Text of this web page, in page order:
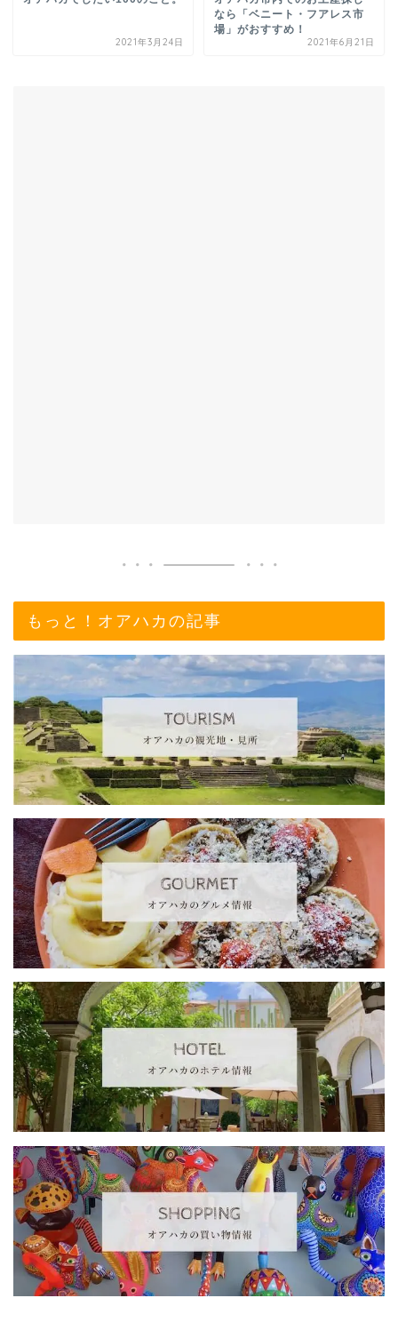
2021年3月24日
なら「ベニート・フアレス市
場」がおすすめ！
2021年6月21日
もっと！オアハカの記事